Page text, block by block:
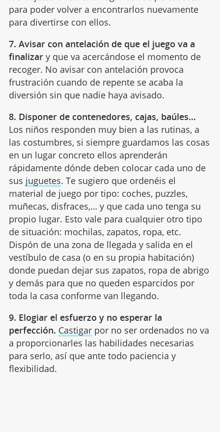
para poder volver a encontrarlos nuevamente
para divertirse con ellos.
7. Avisar con antelación de que el juego va a
finalizary que va acercándose el momento de
recoger. No avisar con antelación provoca
frustración cuando de repente se acaba la
diversión sin que nadie haya avisado.
8. Disponer de contenedores, cajas, baúles…
Los niños responden muy bien a las rutinas, a
las costumbres, si siempre guardamos las cosas
en un lugar concreto ellos aprenderán
rápidamente dónde deben colocar cada uno de
sus juguetes. Te sugiero que ordenéis el
material de juego por tipo: coches, puzzles,
muñecas, disfraces,… y que cada uno tenga su
propio lugar. Esto vale para cualquier otro tipo
de situación: mochilas, zapatos, ropa, etc.
Dispón de una zona de llegada y salida en el
vestíbulo de casa (o en su propia habitación)
donde puedan dejar sus zapatos, ropa de abrigo
y demás para que no queden esparcidos por
toda la casa conforme van llegando.
9. Elogiar el esfuerzo y no esperar la
perfección. Castigarporno ser ordenados no va
a proporcionarles las habilidades necesarias
para serlo, así que ante todo paciencia y
flexibilidad.